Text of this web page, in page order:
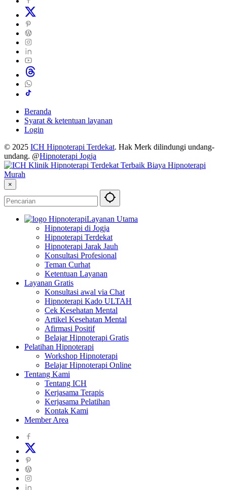
Beranda
Syarat & ketentuan layanan
Login
© 2025 ICH Hipnoterapi Terdekat. Hak Merk dilindungi undang-
undang. @Hipnoterapi Jogja
×
Layanan Utama
Hipnoterapi di Jogja
Hipnoterapi Terdekat
Hipnoterapi Jarak Jauh
Konsultasi Profesional
Teman Curhat
Ketentuan Layanan
Layanan Gratis
Konsultasi awal via Chat
Hipnoterapi Kado ULTAH
Cek Kesehatan Mental
Artikel Kesehatan Mental
Afirmasi Positif
Belajar Hipnoterapi Gratis
Pelatihan Hipnoterapi
Workshop Hipnoterapi
Belajar Hipnoterapi Online
Tentang Kami
Tentang ICH
Kerjasama Terapis
Kerjasama Pelatihan
Kontak Kami
Member Area